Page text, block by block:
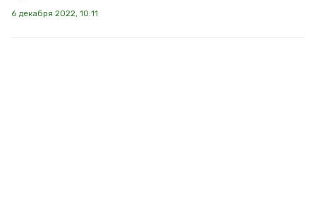
6 декабря 2022, 10:11